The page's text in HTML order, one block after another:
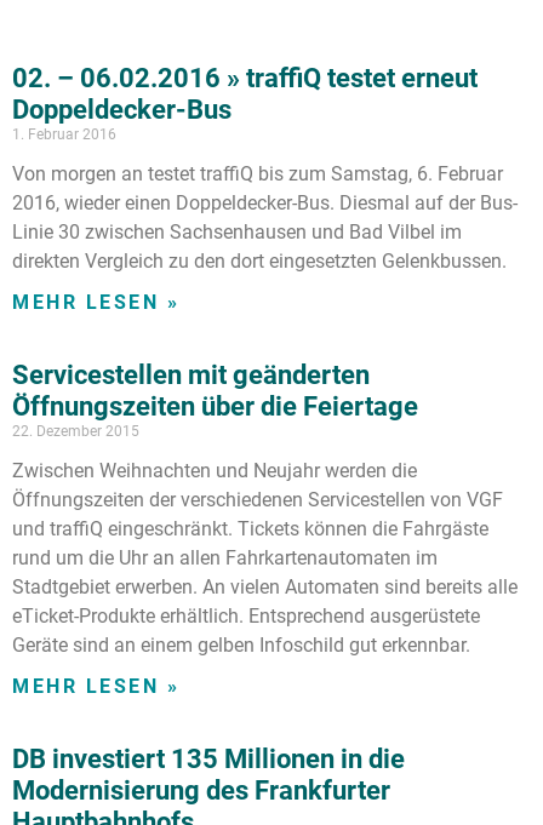
02. – 06.02.2016 » traffiQ testet erneut
Doppeldecker-Bus
1. Februar 2016
Von morgen an testet traffiQ bis zum Samstag, 6. Februar
2016, wieder einen Doppeldecker-Bus. Diesmal auf der Bus-
Linie 30 zwischen Sachsenhausen und Bad Vilbel im
direkten Vergleich zu den dort eingesetzten Gelenkbussen.
MEHR LESEN »
Servicestellen mit geänderten
Öffnungszeiten über die Feiertage
22. Dezember 2015
Zwischen Weihnachten und Neujahr werden die
Öffnungszeiten der verschiedenen Servicestellen von VGF
und traffiQ eingeschränkt. Tickets können die Fahrgäste
rund um die Uhr an allen Fahrkartenautomaten im
Stadtgebiet erwerben. An vielen Automaten sind bereits alle
eTicket-Produkte erhältlich. Entsprechend ausgerüstete
Geräte sind an einem gelben Infoschild gut erkennbar.
MEHR LESEN »
DB investiert 135 Millionen in die
Modernisierung des Frankfurter